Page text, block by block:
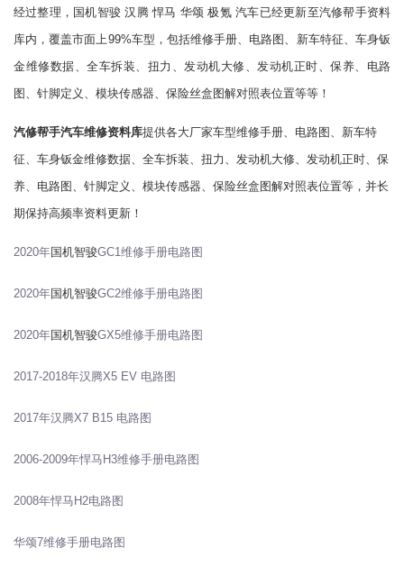
经过整理，国机智骏 汉腾 悍马 华颂 极氪 汽车已经更新至汽修帮手资料
库内，覆盖市面上99%车型，包括维修手册、电路图、新车特征、车身钣
金维修数据、全车拆装、扭力、发动机大修、发动机正时、保养、电路
图、针脚定义、模块传感器、保险丝盒图解对照表位置等等！
汽修帮手汽车维修资料库提供各大厂家车型维修手册、电路图、新车特
征、车身钣金维修数据、全车拆装、扭力、发动机大修、发动机正时、保
养、电路图、针脚定义、模块传感器、保险丝盒图解对照表位置等，并长
期保持高频率资料更新！
2020年国机智骏GC1维修手册电路图
2020年国机智骏GC2维修手册电路图
2020年国机智骏GX5维修手册电路图
2017-2018年汉腾X5 EV 电路图
2017年汉腾X7 B15 电路图
2006-2009年悍马H3维修手册电路图
2008年悍马H2电路图
华颂7维修手册电路图